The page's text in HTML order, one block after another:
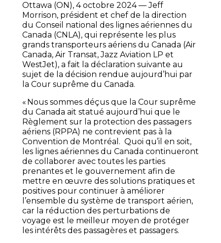
Ottawa (ON), 4 octobre 2024— Jeff
Morrison, président et chef de la direction
du Conseil national des lignes aériennes du
Canada (CNLA), qui représente les plus
grands transporteurs aériens du Canada (Air
Canada, Air Transat, Jazz Aviation LP et
WestJet), a fait la déclaration suivante au
sujet de la décision rendue aujourd’hui par
la Cour suprême du Canada.
« Nous sommes déçus que la Cour suprême
du Canada ait statué aujourd’hui que le
Règlement sur la protection des passagers
aériens (RPPA) ne contrevient pas à la
Convention de Montréal. Quoi qu’il en soit,
les lignes aériennes du Canada continueront
de collaborer avec toutes les parties
prenantes et le gouvernement afin de
mettre en œuvre des solutions pratiques et
positives pour continuer à améliorer
l’ensemble du système de transport aérien,
car la réduction des perturbations de
voyage est le meilleur moyen de protéger
les intérêts des passagères et passagers.